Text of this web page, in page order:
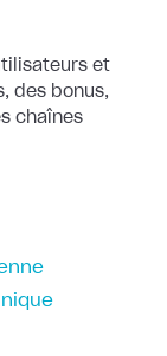
et
des bonus,
chaînes